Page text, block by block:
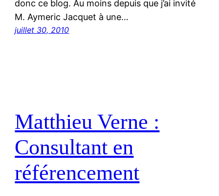
donc ce blog. Au moins depuis que j’ai invité
M. Aymeric Jacquet à une…
juillet 30, 2010
Matthieu Verne :
Consultant en
référencement